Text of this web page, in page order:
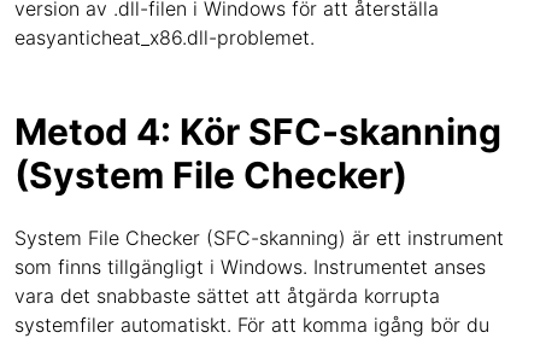
version av .dll-filen i Windows för att återställa
easyanticheat_x86.dll-problemet.
Metod 4: Kör SFC-skanning
(System File Checker)
System File Checker (SFC-skanning) är ett instrument
som finns tillgängligt i Windows. Instrumentet anses
vara det snabbaste sättet att åtgärda korrupta
systemfiler automatiskt. För att komma igång bör du